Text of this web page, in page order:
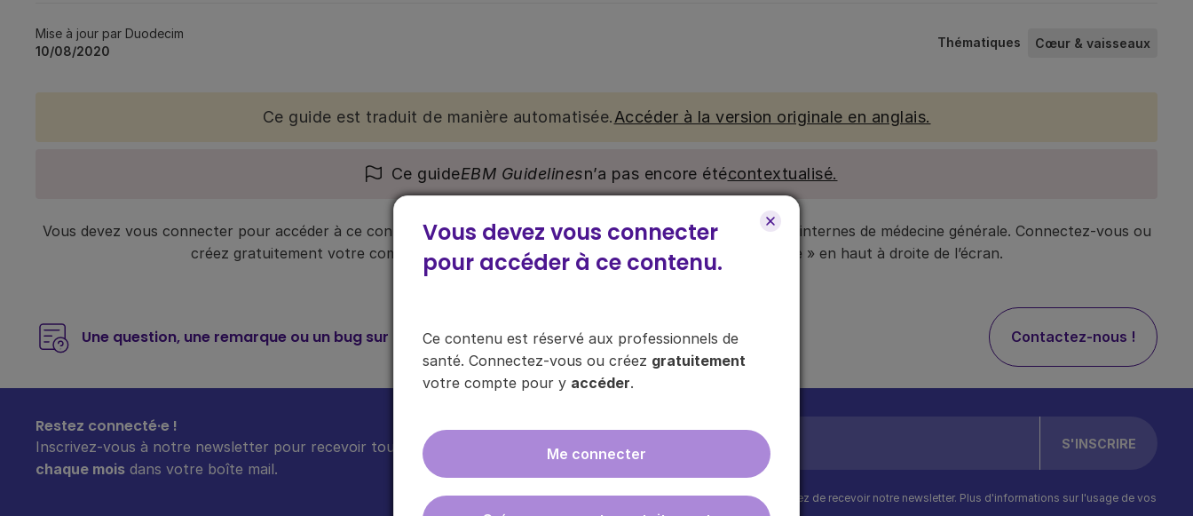
Vous devez vous connecter
pour accéder à ce contenu.
Ce contenu est réservé aux professionnels de
santé. Connectez-vous ou créez gratuitement
votre compte pour y accéder.
Me connecter
Mise à jour par Duodecim
10/08/2020
Thématiques Cœur & vaisseaux
Ce guide est traduit de manière automatisée.Accéder à la version originale en anglais.
Ce guideEBM Guidelinesn’a pas encore étécontextualisé.
Vous devez vous connecter pour accéder à ce contenu. Ce contenu est réservé aux médecins généralistes et internes de médecine générale. Connectez-vous ou
créez gratuitement votre compte pour y accéder, via le bouton « Se connecter/s’inscrire » en haut à droite de l’écran.
Une question, une remarque ou un bug sur ce contenu ? Contactez-nous !
Restez connecté·e !
Inscrivez-vous à notre newsletter pour recevoir toutes les infos sur nos guides
chaque mois dans votre boîte mail.
En cliquant sur "s'inscrire", vous acceptez de recevoir notre newsletter. Plus d'informations sur l'usage de vos
donnéesici .